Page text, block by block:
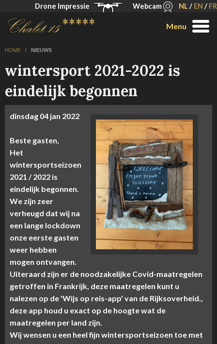
Drone Impressie Webcam NL / EN / FR
Menu
HOME / NIEUWS
wintersport 2021-2022 is
eindelijk begonnen
dinsdag 04 jan 2022
Beste gasten,
Het
wintersportseizoen
2021 / 2022 is
eindelijk begonnen.
We zijn zeer
verheugd dat wij na
een lange lockdown
onze eerste gasten
weer hebben
mogen ontvangen.
Uiteraard zijn er de noodzakelijke Covid-maatregelen
getroffen in Frankrijk, deze maatregelen kunt u
nalezen op de 'Wijs op reis-app' van de Rijksoverheid.,
deze app houd u exact op de hoogte wat de
maatregelen per land zijn.
Wij wensen u een heel fijn wintersportseizoen toe met